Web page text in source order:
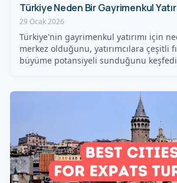
Türkiye Neden Bir Gayrimenkul
29 Ocak 2026
Türkiye'nin gayrimenkul yatırımı için
merkez olduğunu, yatırımcılara çeşitli
büyüme potansiyeli sunduğunu